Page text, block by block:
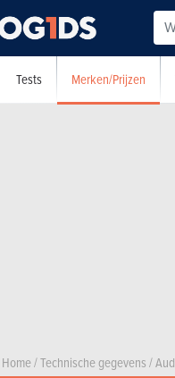
Tests Merken/Prijzen
Home/Technische gegevens/